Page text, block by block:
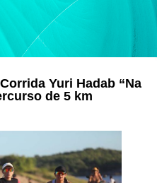
Yuri Hadab “Na
de 5 km